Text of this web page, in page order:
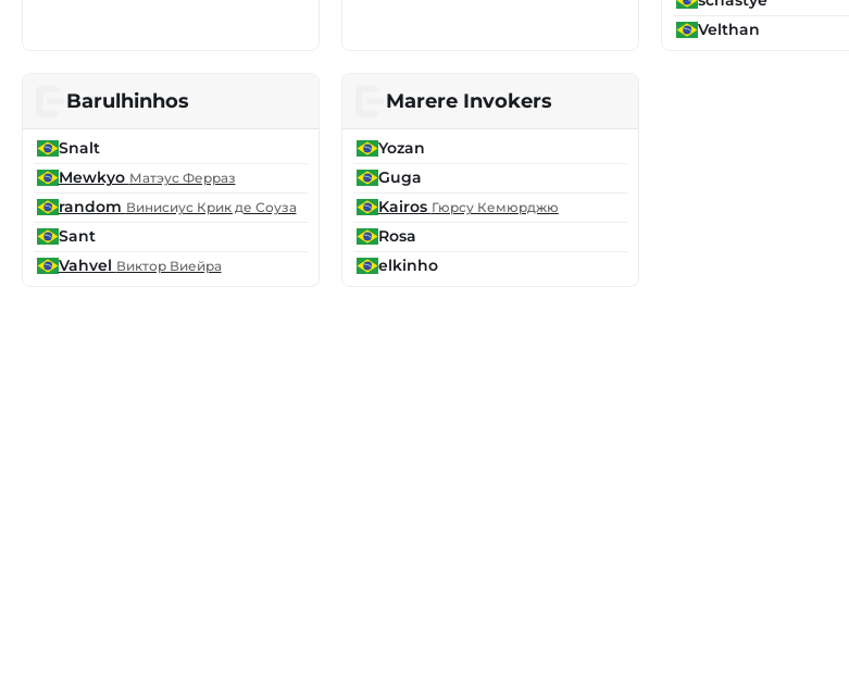
Velthan
Barulhinhos
Snalt
Mewkyo Матэус Ферраз
random Винисиус Крик де Соуза
Sant
Vahvel Виктор Виейра
Marere Invokers
Yozan
Guga
Kairos Гюрсу Кемюрджю
Rosa
elkinho